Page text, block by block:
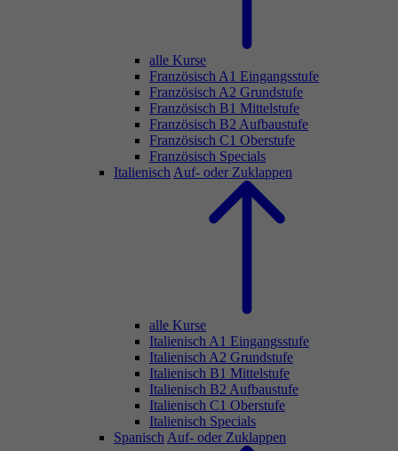
alle Kurse
Französisch A1 Eingangsstufe
Französisch A2 Grundstufe
Französisch B1 Mittelstufe
Französisch B2 Aufbaustufe
Französisch C1 Oberstufe
Französisch Specials
Italienisch Auf- oder Zuklappen
alle Kurse
Italienisch A1 Eingangsstufe
Italienisch A2 Grundstufe
Italienisch B1 Mittelstufe
Italienisch B2 Aufbaustufe
Italienisch C1 Oberstufe
Italienisch Specials
Spanisch Auf- oder Zuklappen